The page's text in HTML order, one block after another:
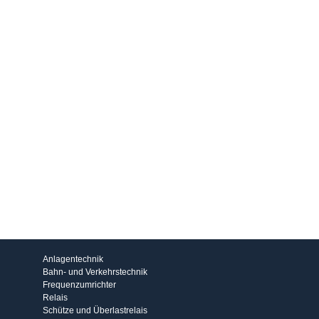
Anlagentechnik
Bahn- und Verkehrstechnik
Frequenzumrichter
Relais
Schütze und Überlastrelais